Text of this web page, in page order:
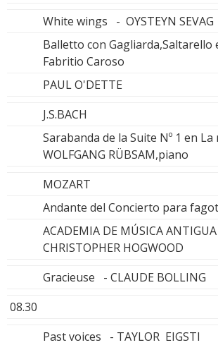
White wings - OYSTEYN SEVAG
Balletto con Gagliarda,Saltarello
Fabritio Caroso
PAUL O'DETTE
J.S.BACH
Sarabanda de la Suite Nº 1 en La
WOLFGANG RÜBSAM,piano
MOZART
Andante del Concierto para fagot
ACADEMIA DE MÚSICA
CHRISTOPHER HOGWOOD
Gracieuse - CLAUDE BOLLING
08.30
Past voices - TAYLOR EIGSTI